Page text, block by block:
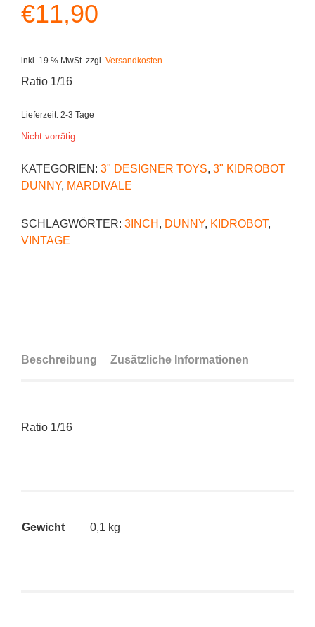
€11,90
inkl. 19 % MwSt. zzgl. Versandkosten
Ratio 1/16
Lieferzeit: 2-3 Tage
Nicht vorrätig
KATEGORIEN: 3" DESIGNER TOYS, 3" KIDROBOT
DUNNY, MARDIVALE
SCHLAGWÖRTER: 3INCH , DUNNY, KIDROBOT,
VINTAGE
Beschreibung Zusätzliche Informationen
Ratio 1/16
Gewicht 0,1 kg